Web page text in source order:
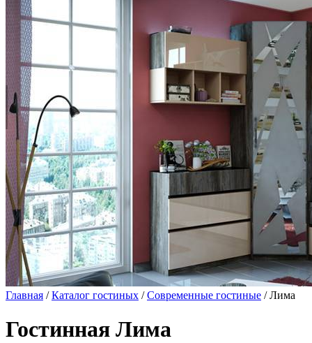
Главная /Каталог гостиных /Современные гостиные / Лима
Гостинная Лима